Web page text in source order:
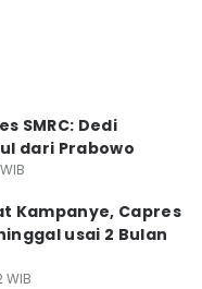
SMRC: Dedi
dari Prabowo
Kampanye, Capres
usai 2 Bulan
WIB